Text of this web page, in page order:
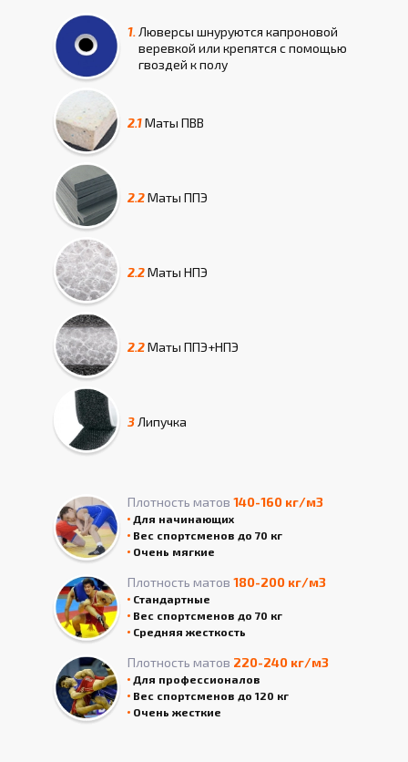
1. Люверсы шнуруются капроновой
веревкой или крепятся с помощью
гвоздей к полу
2.1Маты ПВВ
2.2Маты ППЭ
2.2Маты НПЭ
2.2Маты ППЭ+НПЭ
3Липучка
Плотность матов 140-160 кг/м3
Для начинающих
Вес спортсменов до 70 кг
Очень мягкие
Плотность матов 180-200 кг/м3
Стандартные
Вес спортсменов до 70 кг
Средняя жесткость
Плотность матов 220-240 кг/м3
Для профессионалов
Вес спортсменов до 120 кг
Очень жесткие